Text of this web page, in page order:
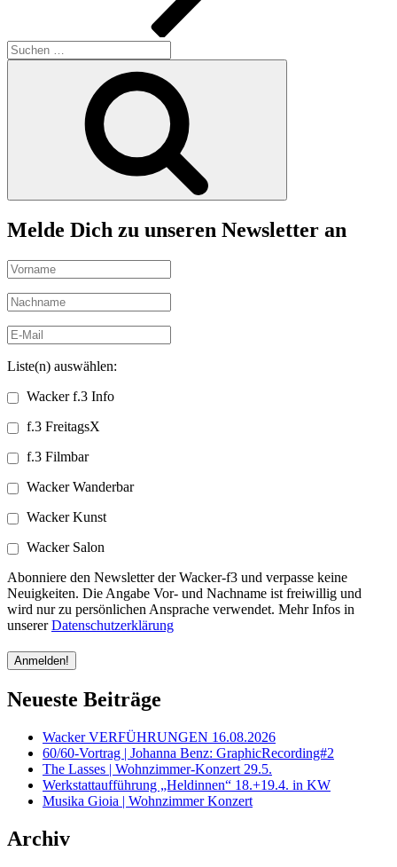
Suchen
nach:
Melde Dich zu unseren Newsletter an
Liste(n) auswählen:
Wacker f.3 Info
f.3 FreitagsX
f.3 Filmbar
Wacker Wanderbar
Wacker Kunst
Wacker Salon
Abonniere den Newsletter der Wacker-f3 und verpasse keine
Neuigkeiten. Die Angabe Vor- und Nachname ist freiwillig und
wird nur zu persönlichen Ansprache verwendet. Mehr Infos in
unsererDatenschutzerklärung
Neueste Beiträge
Wacker VERFÜHRUNGEN 16.08.2026
60/60-Vortrag | Johanna Benz: GraphicRecording#2
The Lasses | Wohnzimmer-Konzert 29.5.
Werkstattaufführung „Heldinnen“ 18.+19.4. in KW
Musika Gioia | Wohnzimmer Konzert
Archiv